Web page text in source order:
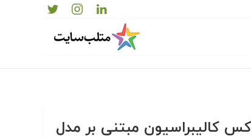
کالیبراسیون مبتنی بر مدل